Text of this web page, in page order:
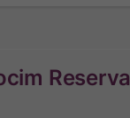
Reserva